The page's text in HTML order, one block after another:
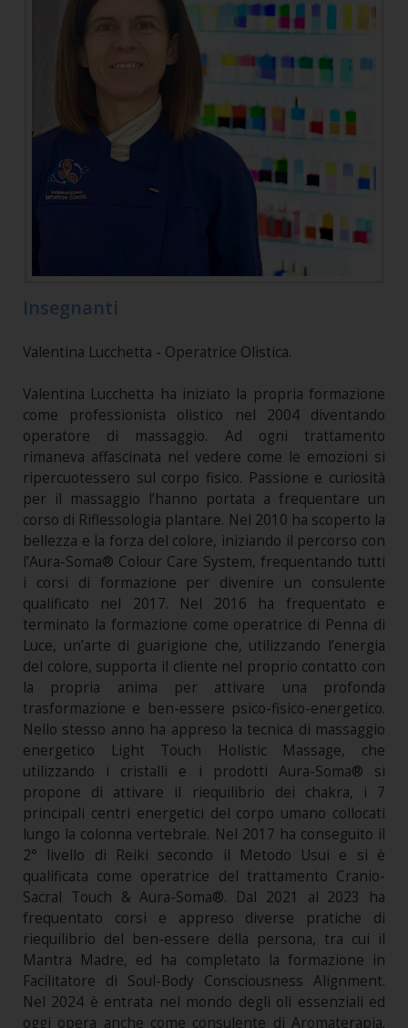
Insegnanti
Valentina Lucchetta - Operatrice Olistica.
Valentina Lucchetta ha iniziato la propria formazione
come professionista olistico nel 2004 diventando
operatore di massaggio. Ad ogni trattamento
rimaneva affascinata nel vedere come le emozioni si
ripercuotessero sul corpo fisico. Passione e curiosità
per il massaggio l’hanno portata a frequentare un
corso di Riflessologia plantare. Nel 2010 ha scoperto la
bellezza e la forza del colore, iniziando il percorso con
l’Aura-Soma® Colour Care System, frequentando tutti
i corsi di formazione per divenire un consulente
qualificato nel 2017. Nel 2016 ha frequentato e
terminato la formazione come operatrice di Penna di
Luce, un’arte di guarigione che, utilizzando l’energia
del colore, supporta il cliente nel proprio contatto con
la propria anima per attivare una profonda
trasformazione e ben-essere psico-fisico-energetico.
Nello stesso anno ha appreso la tecnica di massaggio
energetico Light Touch Holistic Massage, che
utilizzando i cristalli e i prodotti Aura-Soma® si
propone di attivare il riequilibrio dei chakra, i 7
principali centri energetici del corpo umano collocati
lungo la colonna vertebrale. Nel 2017 ha conseguito il
2° livello di Reiki secondo il Metodo Usui e si è
qualificata come operatrice del trattamento Cranio-
Sacral Touch & Aura-Soma®. Dal 2021 al 2023 ha
frequentato corsi e appreso diverse pratiche di
riequilibrio del ben-essere della persona, tra cui il
Mantra Madre, ed ha completato la formazione in
Facilitatore di Soul-Body Consciousness Alignment.
Nel 2024 è entrata nel mondo degli oli essenziali ed
oggi opera anche come consulente di Aromaterapia.